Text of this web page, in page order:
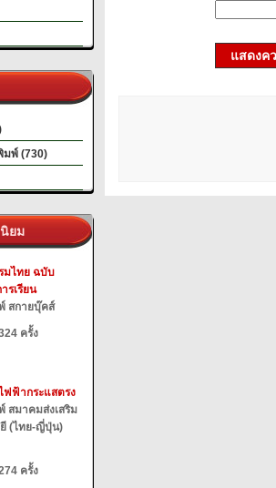
มพ์ (730)
ยม
มไทย ฉบับ
รเรียน
สกายบุ๊คส์
ครั้ง
ฟฟ้ากระแสตรง
สมาคมส่งเสริม
ยี (ไทย-ญี่ปุ่น)
ครั้ง
แสดงค